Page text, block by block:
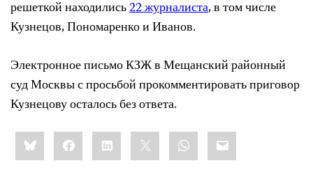
решеткой находились22 журналиста, в том числе
Кузнецов, Пономаренко и Иванов.
Электронное письмо КЗЖ в Мещанский районный
суд Москвы с просьбой прокомментировать приговор
Кузнецову осталось без ответа.
Share
this:BlueskyFacebookLinkedIn WhatsApp
Email